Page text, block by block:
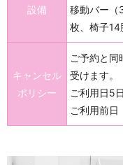
設備
移動バー（
枚、椅子14
キャンセル
ポリシー
ご予約と
受けます。
ご利用日5
ご利用前日